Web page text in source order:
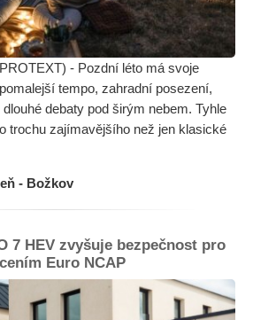
- Pozdní léto má svoje
tempo, zahradní posezení,
debaty pod širým nebem. Tyhle
trochu zajímavějšího než jen klasické
- Božkov
7 HEV zvyšuje bezpečnost pro
Euro NCAP